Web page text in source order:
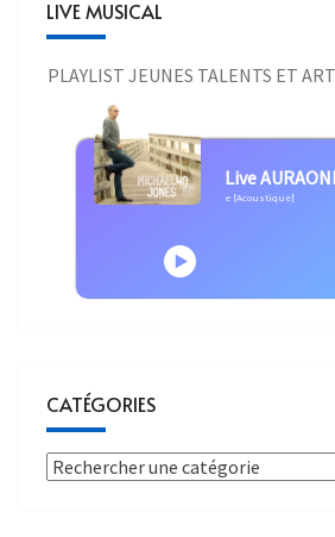
LIVE MUSICAL
PLAYLIST JEUNES TALENTS ET
Live
Michael Jones - Je Te Donne [Acoustique]
CATÉGORIES